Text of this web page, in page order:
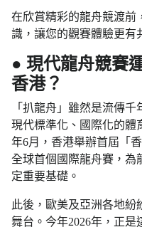
在欣賞精彩的龍舟競渡前
識，讓您的觀賽體驗更有
● 現代龍舟競賽
香港？
「扒龍舟」雖然是流傳
現代標準化、國際化的體
年6月，香港舉辦首屆「
全球首個國際龍舟賽，為
定重要基礎。
此後，歐美及亞洲各地紛
舞台。今年2026年，正